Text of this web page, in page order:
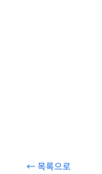
← 목록으로